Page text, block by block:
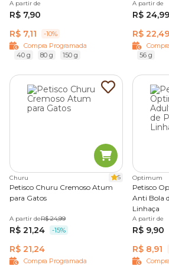
mental dos gatos
Fortalecimento do vínculo entre
atenção e cuidado ao animal. Esse
ajuda afortalecer o vínculo entre
tornando a convivência mais próxima
Petiscos funcionais que contribuem
Petiscos funcionais para gatos são
ingredientes que oferecem benefícios
saúde felina, além de sabor e
As fórmulas podem apoiar diferentes
organismo, como digestão, saúde
bolas de pelo.
A partir de
R$ 7,90
R$ 7,11
-10%
Compra Programada
40 g
80 g 150 g
A partir de
R$ 24,99
R$ 22,49
56 g
Churu 5
Petisco Churu Cremoso Atum
para Gatos
A partir deR$ 24,99
R$ 21,24 -15%
R$ 21,24
Compra Programada
Optimum
Petisco
Anti Bola
Linhaça
A partir de
R$ 9,90
R$ 8,91